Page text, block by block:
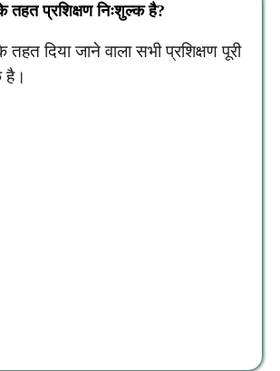
तहत प्रशिक्षण निःशुल्क है?
दिया जाने वाला सभी प्रशिक्षण पूरी
है।